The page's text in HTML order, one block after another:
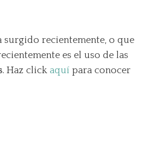
surgido recientemente, o que
es el uso de las
. Haz click aquí para conocer